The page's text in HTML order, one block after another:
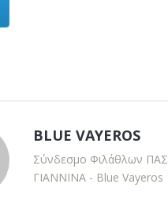
BLUE VAYEROS
Σύνδεσμο Φιλάθλων ΠΑΣ
ΓΙΑΝΝΙΝΑ - Blue Vayeros